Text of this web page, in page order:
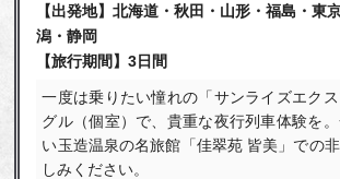
【出発地】北海道・秋田・山形・福島・東
潟・静岡
【旅行期間】3日間
一度は乗りたい憧れの「サンライズエク
グル（個室）で、貴重な夜行列車体験を
い玉造温泉の名旅館「佳翠苑 皆美」での
しみください。